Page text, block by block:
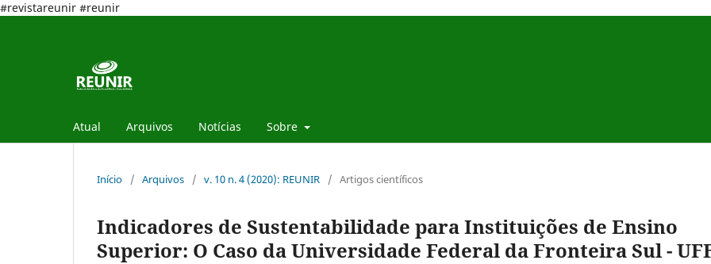
#revistareunir #reunir
Atual Arquivos Notícias Sobre
Início / Arquivos / v. 10 n. 4 (2020): REUNIR / Artigos científicos
Indicadores de Sustentabilidade para Instituições de Ensino
Superior: O Caso da Universidade Federal da Fronteira Sul -